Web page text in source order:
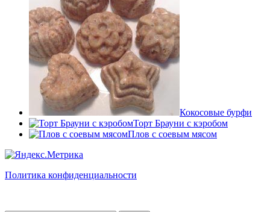
Кокосовые бурфи
Торт Брауни с кэробом
Плов с соевым мясом
Политика конфиденциальности